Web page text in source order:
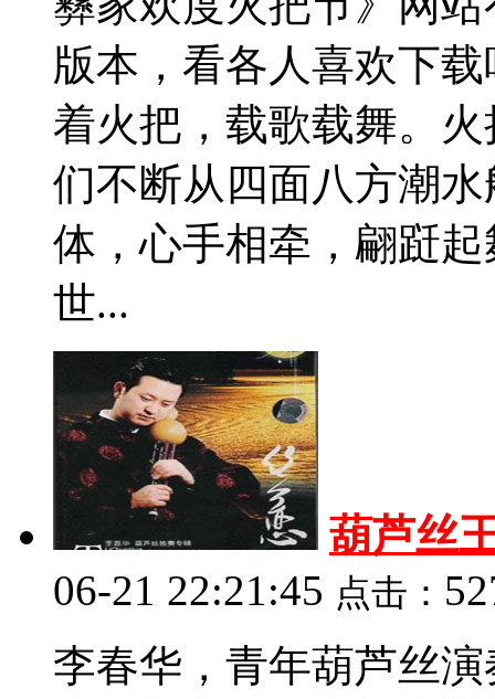
版本，看各人喜欢下
着火把，载歌载舞。
们不断从四面八方潮
体，心手相牵，翩跹
世...
葫芦丝
06-21 22:21:45 点击：
李春华，青年葫芦丝